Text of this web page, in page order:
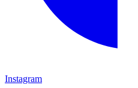
Instagram